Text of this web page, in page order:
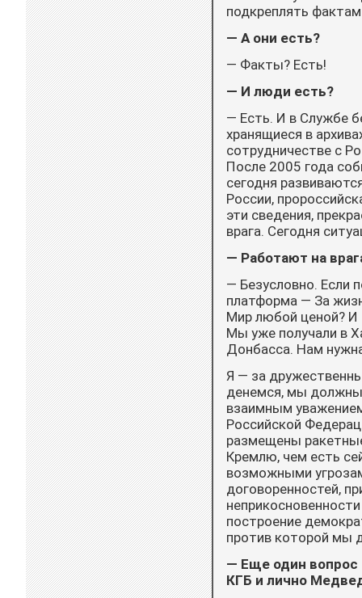
подкреплять
— А они есть?
— Факты? Есть!
— И люди есть?
— Есть. И в Службе
хранящиеся в
сотрудничестве с
После 2005 года
сегодня
России,
эти сведения,
врага. Сегодня
— Работают на
— Безусловно. Если
платформа — За
Мир любой ценой? И
Мы уже получали в
Донбасса. Нам
Я — за
денемся, мы
взаимным
Российской
размещены
Кремлю, чем есть
возможными
договоренностей,
построение
против которой мы
— Еще один вопрос
КГБ и лично